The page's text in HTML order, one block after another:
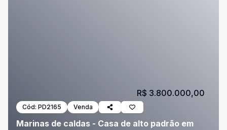
Cód: PD2165 Venda
Marinas de caldas - Casa de alto padrão em
R$ 3.800.000,00